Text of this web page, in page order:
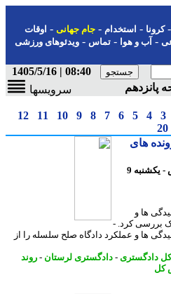
-استخدام- جام جهانی-اوقات
آب و هوا-تماس-ویدئوهای ورزشی
08:40 | 1405/5/16
سرویسها
4
5
6
7
8
9
10
11
12
های
11 ماه پیش - یکشنبه 9
ها و
کرد. -
و عملکرد دادگاه صلح سلسله را از
- دادگستری لرستان-روند